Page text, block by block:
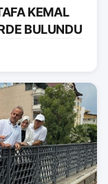
KEMAL
BULUNDU